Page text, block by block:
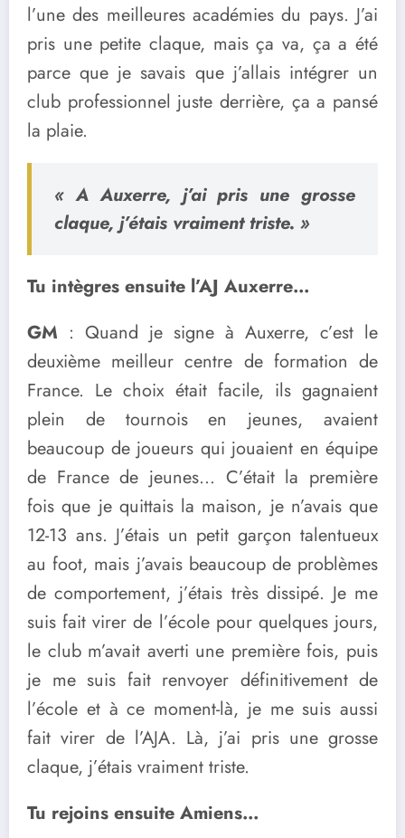
l’une des meilleures académies du pays. J’ai
pris une petite claque, mais ça va, ça a été
parce que je savais que j’allais intégrer un
club professionnel juste derrière, ça a pansé
la plaie.
« A Auxerre, j’ai pris une grosse
claque, j’étais vraiment triste. »
Tu intègres ensuite l’AJ Auxerre…
GM : Quand je signe à Auxerre, c’est le
deuxième meilleur centre de formation de
France. Le choix était facile, ils gagnaient
plein de tournois en jeunes, avaient
beaucoup de joueurs qui jouaient en équipe
de France de jeunes… C’était la première
fois que je quittais la maison, je n’avais que
12-13 ans. J’étais un petit garçon talentueux
au foot, mais j’avais beaucoup de problèmes
de comportement, j’étais très dissipé. Je me
suis fait virer de l’école pour quelques jours,
le club m’avait averti une première fois, puis
je me suis fait renvoyer définitivement de
l’école et à ce moment-là, je me suis aussi
fait virer de l’AJA. Là, j’ai pris une grosse
claque, j’étais vraiment triste.
Tu rejoins ensuite Amiens…